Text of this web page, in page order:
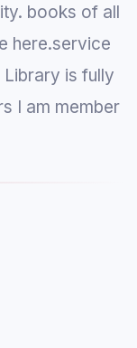
can't actually
select one.
It takes you
A system